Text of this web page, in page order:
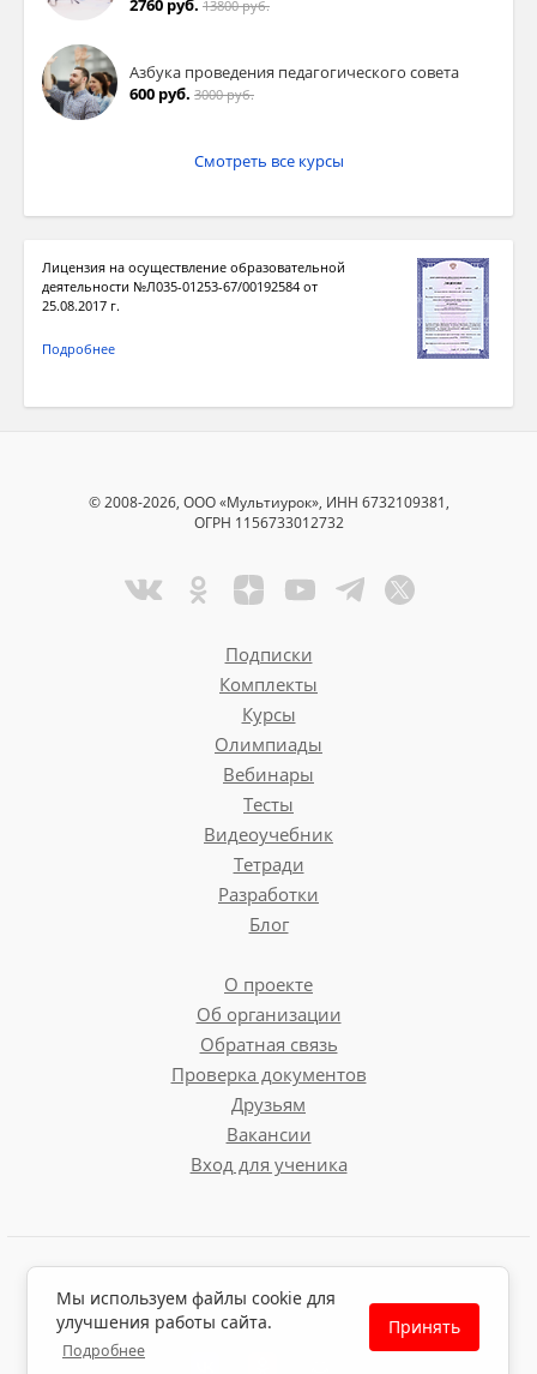
2760 руб. 13800 руб.
Азбука проведения педагогического совета
600 руб. 3000 руб.
Смотреть все курсы
Лицензия на осуществление образовательной
деятельности №Л035-01253-67/00192584 от
25.08.2017 г.
Подробнее
© 2008-2026, ООО «Мультиурок», ИНН 6732109381,
ОГРН 1156733012732
Подписки
Комплекты
Курсы
Олимпиады
Вебинары
Тесты
Видеоучебник
Тетради
Разработки
Блог
О проекте
Об организации
Обратная связь
Проверка документов
Друзьям
Вакансии
Вход для ученика
Политика обработки персональных данных
Политика использования файлов cookie
Мы используем файлы cookie для
улучшения работы сайта.
Подробнее
Принять